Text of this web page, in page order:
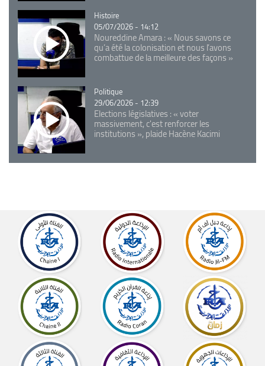
Catégorie
Histoire
05/07/2026 - 14:12
Noureddine Amara : « Nous savons ce
qu’a été la colonisation et nous l’avons
combattue de la meilleure des façons »
Catégorie
Politique
29/06/2026 - 12:39
Elections législatives : « voter
massivement, c'est renforcer les
institutions », plaide Hacène Kacimi